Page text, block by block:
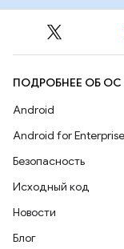
ПОДРОБНЕЕ ОБ ОС
Android
Android for Enterprise
Безопасность
Исходный код
Новости
Блог